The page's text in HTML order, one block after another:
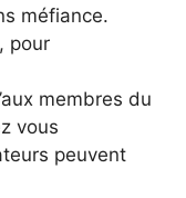
méfiance.
pour
membres du
vous
peuvent